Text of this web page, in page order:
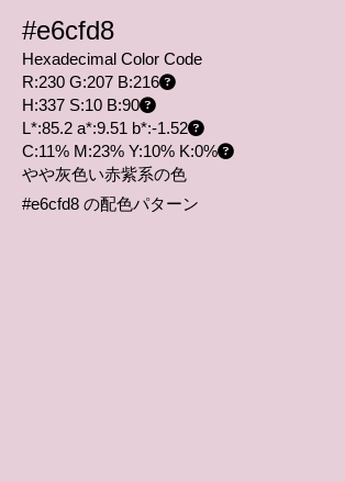
#e6cfd8
Hexadecimal Color Code
R:230 G:207 B:216
H:337 S:10 B:90
L*:85.2 a*:9.51 b*:-1.52
C:11% M:23% Y:10% K:0%
やや灰色い赤紫系の色
#e6cfd8 の配色パターン